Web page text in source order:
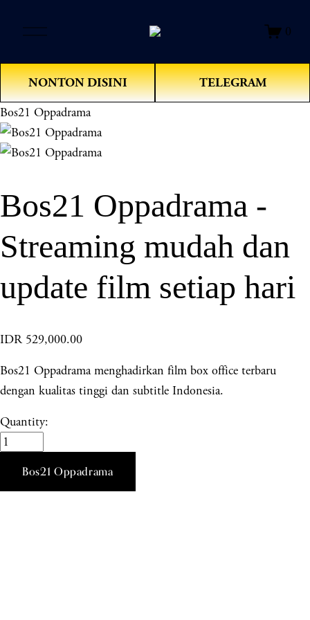
e
n
M
e
u
0
NONTON DISINI TELEGRAM
Bos21 Oppadrama
Bos21 Oppadrama -
Streaming mudah dan
update film setiap hari
IDR 529,000.00
Bos21 Oppadrama menghadirkan film box office terbaru
dengan kualitas tinggi dan subtitle Indonesia.
Quantity:
Bos21 Oppadrama